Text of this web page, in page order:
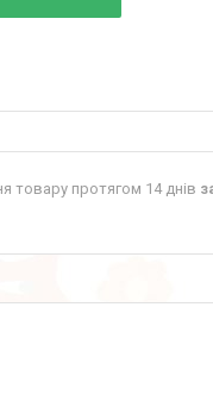
товару протягом 14 днів